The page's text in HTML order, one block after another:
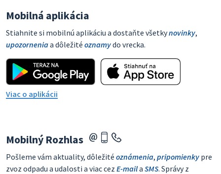
Mobilná aplikácia
Stiahnite si mobilnú aplikáciu a dostaňte všetkynovinky,
upozorneniaa dôležité oznamydo vrecka.
Viac o aplikácii
Mobilný Rozhlas
Pošleme vám aktuality, dôležité oznámenia, pripomienky pre
zvoz odpadu a udalosti a viac cez E-maila SMS. Správy z